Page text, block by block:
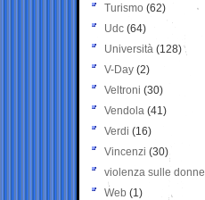
Turismo (62)
Udc (64)
Università (128)
V-Day (2)
Veltroni (30)
Vendola (41)
Verdi (16)
Vincenzi (30)
violenza sulle donne
Web (1)